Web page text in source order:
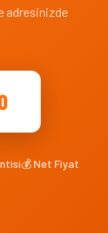
adresinizde
💰 Net Fiyat